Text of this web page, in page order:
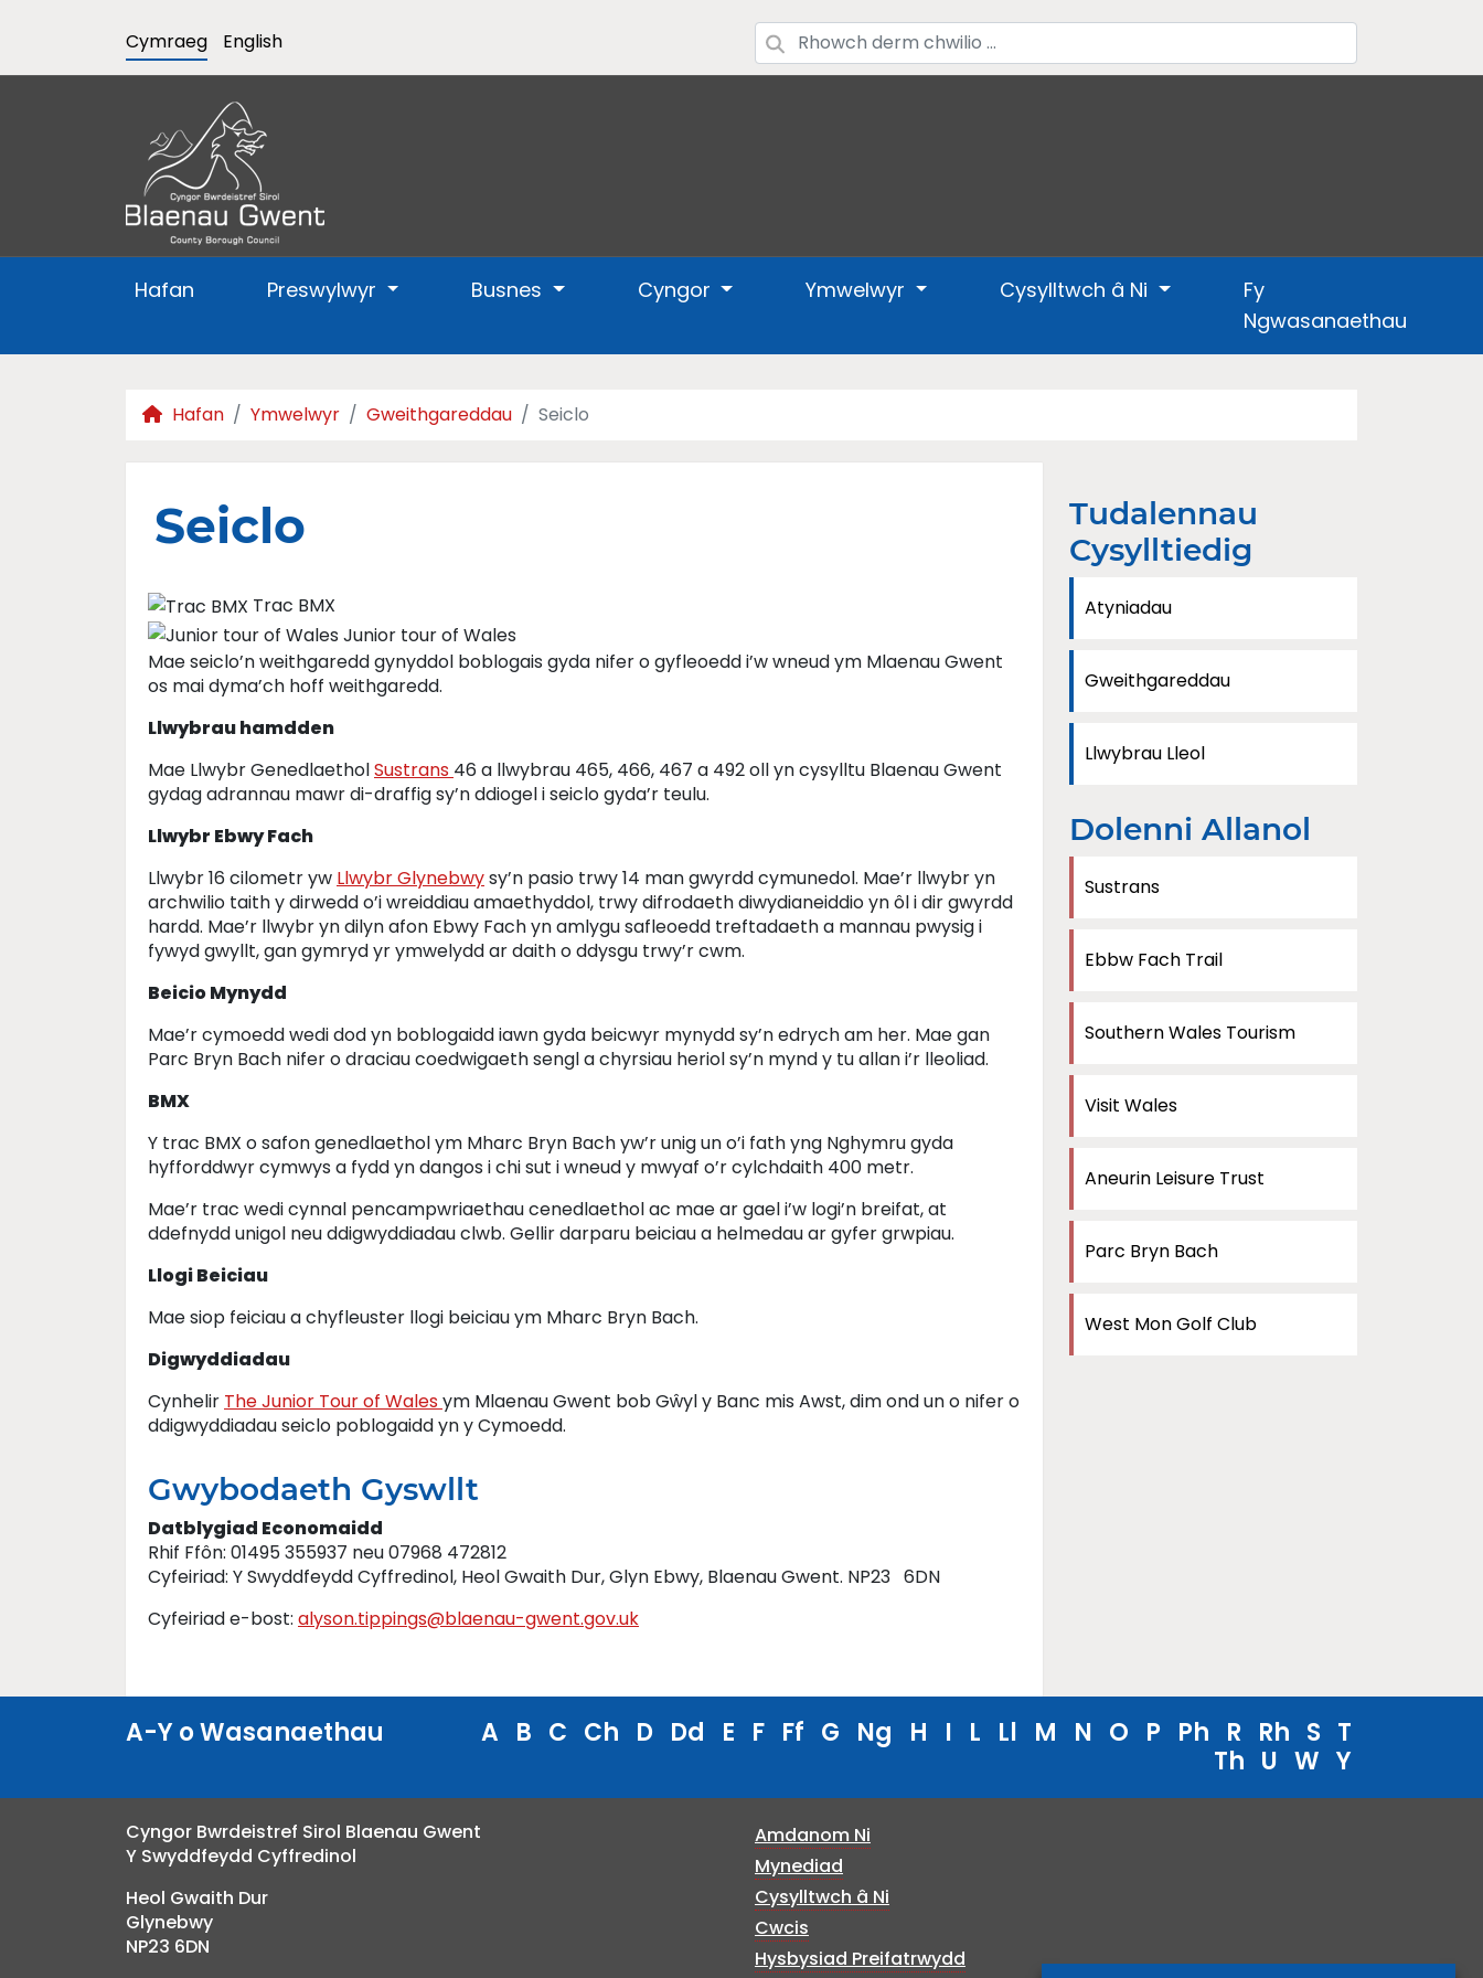
Cymraeg English
Hafan Preswylwyr Busnes Cyngor Ymwelwyr Cysylltwch â Ni
Fy
Ngwasanaethau
Hafan Ymwelwyr Gweithgareddau Seiclo
Seiclo
Trac BMX
Junior tour of Wales
Mae seiclo’n weithgaredd gynyddol boblogais gyda nifer o gyfleoedd i’w wneud ym Mlaenau Gwent
os mai dyma’ch hoff weithgaredd.
Llwybrau hamdden
Mae Llwybr GenedlaetholSustrans 46 a llwybrau 465, 466, 467 a 492 oll yn cysylltu Blaenau Gwent
gydag adrannau mawr di-draffig sy’n ddiogel i seiclo gyda’r teulu.
Llwybr Ebwy Fach
Llwybr 16 cilometr yw Llwybr Glynebwysy’n pasio trwy 14 man gwyrdd cymunedol. Mae’r llwybr yn
archwilio taith y dirwedd o’i wreiddiau amaethyddol, trwy difrodaeth diwydianeiddio yn ôl i dir gwyrdd
hardd. Mae’r llwybr yn dilyn afon Ebwy Fach yn amlygu safleoedd treftadaeth a mannau pwysig i
fywyd gwyllt, gan gymryd yr ymwelydd ar daith o ddysgu trwy’r cwm.
Beicio Mynydd
Mae’r cymoedd wedi dod yn boblogaidd iawn gyda beicwyr mynydd sy’n edrych am her. Mae gan
Parc Bryn Bach nifer o draciau coedwigaeth sengl a chyrsiau heriol sy’n mynd y tu allan i’r lleoliad.
BMX
Y trac BMX o safon genedlaethol ym Mharc Bryn Bach yw’r unig un o’i fath yng Nghymru gyda
hyfforddwyr cymwys a fydd yn dangos i chi sut i wneud y mwyaf o’r cylchdaith 400 metr.
Mae’r trac wedi cynnal pencampwriaethau cenedlaethol ac mae ar gael i’w logi’n breifat, at
ddefnydd unigol neu ddigwyddiadau clwb. Gellir darparu beiciau a helmedau ar gyfer grwpiau.
Llogi Beiciau
Mae siop feiciau a chyfleuster llogi beiciau ym Mharc Bryn Bach.
Digwyddiadau
Cynhelir The Junior Tour of Walesym Mlaenau Gwent bob Gŵyl y Banc mis Awst, dim ond un o nifer o
ddigwyddiadau seiclo poblogaidd yn y Cymoedd.
Gwybodaeth Gyswllt
Datblygiad Economaidd
Rhif Ffôn: 01495 355937 neu 07968 472812
Cyfeiriad: Y Swyddfeydd Cyffredinol, Heol Gwaith Dur, Glyn Ebwy, Blaenau Gwent. NP23 6DN
Cyfeiriad e-bost: alyson.tippings@blaenau-gwent.gov.uk
Tudalennau
Cysylltiedig
Atyniadau
Gweithgareddau
Llwybrau Lleol
Dolenni Allanol
Sustrans
Ebbw Fach Trail
Southern Wales Tourism
Visit Wales
Aneurin Leisure Trust
Parc Bryn Bach
West Mon Golf Club
A-Y o Wasanaethau A B C Ch D Dd E F Ff G Ng H I L Ll M N O P Ph R Rh S T
Th U W Y
Cyngor Bwrdeistref Sirol Blaenau Gwent
Y Swyddfeydd Cyffredinol
Heol Gwaith Dur
Glynebwy
NP23 6DN
Amdanom Ni
Mynediad
Cysylltwch â Ni
Cwcis
Hysbysiad Preifatrwydd